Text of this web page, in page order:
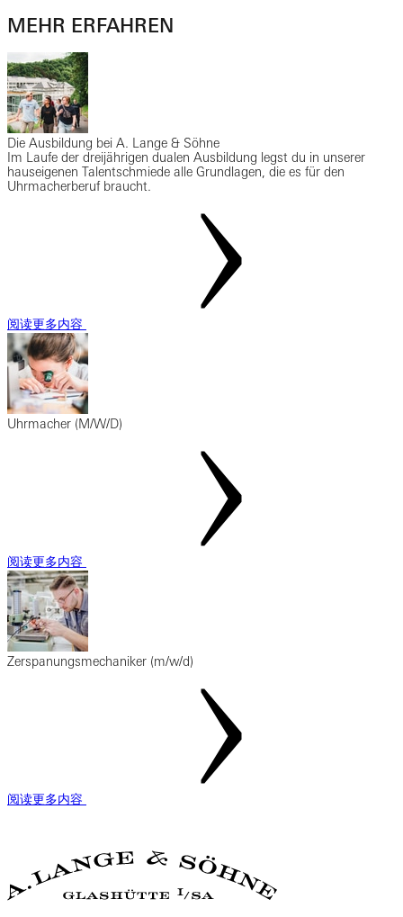
MEHR ERFAHREN
Die Ausbildung bei A. Lange & Söhne
Im Laufe der dreijährigen dualen Ausbildung legst du in unserer
hauseigenen Talentschmiede alle Grundlagen, die es für den
Uhrmacherberuf braucht.
阅读更多内容
Uhrmacher (M/W/D)
阅读更多内容
Zerspanungsmechaniker (m/w/d)
阅读更多内容